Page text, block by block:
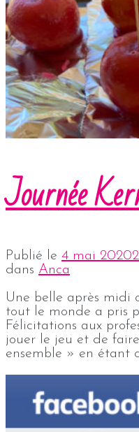
Journée
Publié le 4 mai 2020
dans Anca
Une belle après midi
tout le monde a pris
Félicitations aux
jouer le jeu et de
ensemble » en étant